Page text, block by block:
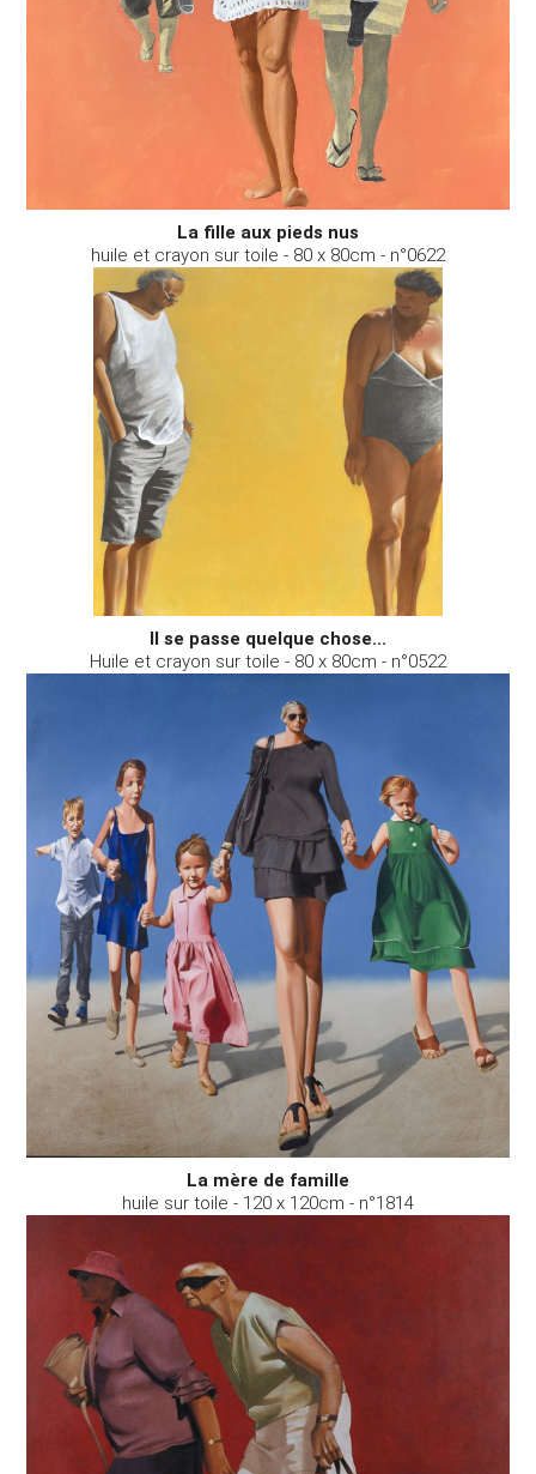
La fille aux pieds nus
huile et crayon sur toile - 80 x 80cm - n°0622
Il se passe quelque chose...
Huile et crayon sur toile - 80 x 80cm - n°0522
La mère de famille
huile sur toile - 120 x 120cm - n°1814